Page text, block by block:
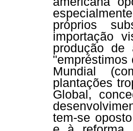
próprios
importação
produção de
Mundial
plantações
Global,
tem-se